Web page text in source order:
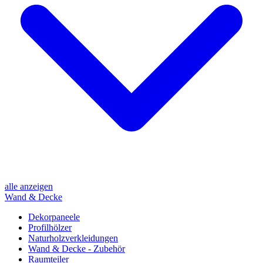
alle anzeigen
Wand & Decke
Dekorpaneele
Profilhölzer
Naturholzverkleidungen
Wand & Decke - Zubehör
Raumteiler